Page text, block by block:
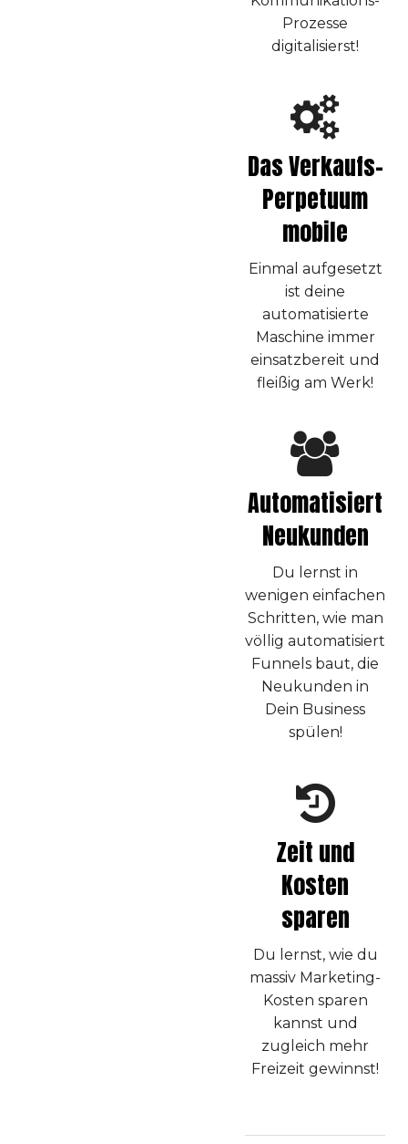
Prozesse
digitalisierst!
Das Verkaufs-
Perpetuum
mobile
Einmal aufgesetzt
ist deine
automatisierte
Maschine immer
einsatzbereit und
fleißig am Werk!
Automatisiert
Neukunden
Du lernst in
wenigen einfachen
Schritten, wie man
völlig automatisiert
Funnels baut, die
Neukunden in
Dein Business
spülen!
Zeit und
Kosten
sparen
Du lernst, wie du
massiv Marketing-
Kosten sparen
kannst und
zugleich mehr
Freizeit gewinnst!